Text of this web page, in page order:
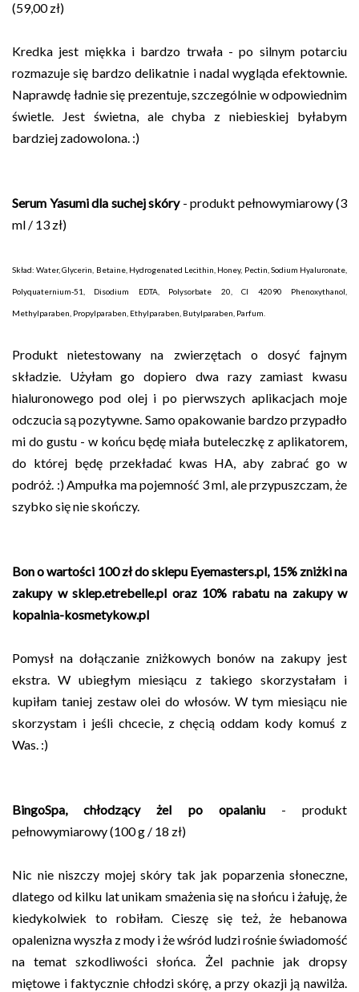
(59,00 zł)
Kredka jest miękka i bardzo trwała - po silnym potarciu
rozmazuje się bardzo delikatnie i nadal wygląda efektownie.
Naprawdę ładnie się prezentuje, szczególnie w odpowiednim
świetle. Jest świetna, ale chyba z niebieskiej byłabym
bardziej zadowolona. :)
Serum Yasumi dla suchej skóry- produkt pełnowymiarowy (3
ml / 13 zł)
Skład: Water, Glycerin, Betaine, Hydrogenated Lecithin, Honey, Pectin, Sodium Hyaluronate,
Polyquaternium-51, Disodium EDTA, Polysorbate 20, CI 42090 Phenoxythanol,
Methylparaben, Propylparaben, Ethylparaben, Butylparaben, Parfum.
Produkt nietestowany na zwierzętach o dosyć fajnym
składzie. Użyłam go dopiero dwa razy zamiast kwasu
hialuronowego pod olej i po pierwszych aplikacjach moje
odczucia są pozytywne. Samo opakowanie bardzo przypadło
mi do gustu - w końcu będę miała buteleczkę z aplikatorem,
do której będę przekładać kwas HA, aby zabrać go w
podróż. :) Ampułka ma pojemność 3 ml, ale przypuszczam, że
szybko się nie skończy.
Bon o wartości 100 zł do sklepu Eyemasters.pl, 15% zniżki na
zakupy w sklep.etrebelle.pl oraz 10% rabatu na zakupy w
kopalnia-kosmetykow.pl
Pomysł na dołączanie zniżkowych bonów na zakupy jest
ekstra. W ubiegłym miesiącu z takiego skorzystałam i
kupiłam taniej zestaw olei do włosów. W tym miesiącu nie
skorzystam i jeśli chcecie, z chęcią oddam kody komuś z
Was. :)
BingoSpa, chłodzący żel po opalaniu- produkt
pełnowymiarowy (100 g / 18 zł)
Nic nie niszczy mojej skóry tak jak poparzenia słoneczne,
dlatego od kilku lat unikam smażenia się na słońcu i żałuję, że
kiedykolwiek to robiłam. Cieszę się też, że hebanowa
opalenizna wyszła z mody i że wśród ludzi rośnie świadomość
na temat szkodliwości słońca. Żel pachnie jak dropsy
miętowe i faktycznie chłodzi skórę, a przy okazji ją nawilża.